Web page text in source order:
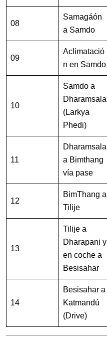
08
Samagáón
a Samdo
09
Aclimatació
n en Samdo
10
Samdo a
Dharamsala
(Larkya
Phedi)
11
Dharamsala
a Bimthang
vía pase
12
BimThang a
Tilije
13
Tilije a
Dharapani y
en coche a
Besisahar
14
Besisahar a
Katmandú
(Drive)